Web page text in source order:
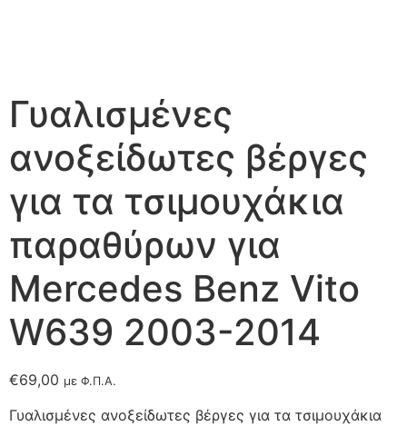
Γυαλισμένες
ανοξείδωτες βέργες
για τα τσιμουχάκια
παραθύρων για
Mercedes Benz Vito
W639 2003-2014
€69,00 με Φ.Π.Α.
Γυαλισμένες ανοξείδωτες βέργες για τα τσιμουχάκια